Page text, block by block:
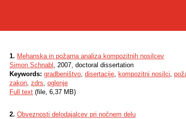
1. Mehanska in požarna analiza kompozitnih nosilcev
Simon Schnabl , 2007, doctoral dissertation
Keywords: gradbeništvo, disertacije, kompozitni nosilci,
zakon, zdrs, oglenje
Full text (file, 6,37 MB)
2. Obveznosti delodajalcev pri nočnem delu